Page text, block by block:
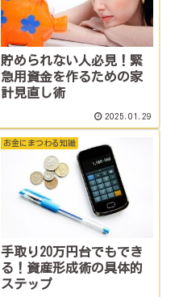
貯められない人必見！緊
急用資金を作るための家
計見直し術
2025.01.29
お金にまつわる知識
手取り20万円台でもでき
る！資産形成術の具体的
ステップ